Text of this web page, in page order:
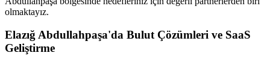
olmaktayız.
Elazığ Abdullahpaşa'da Bulut Çözümleri ve SaaS
Geliştirme